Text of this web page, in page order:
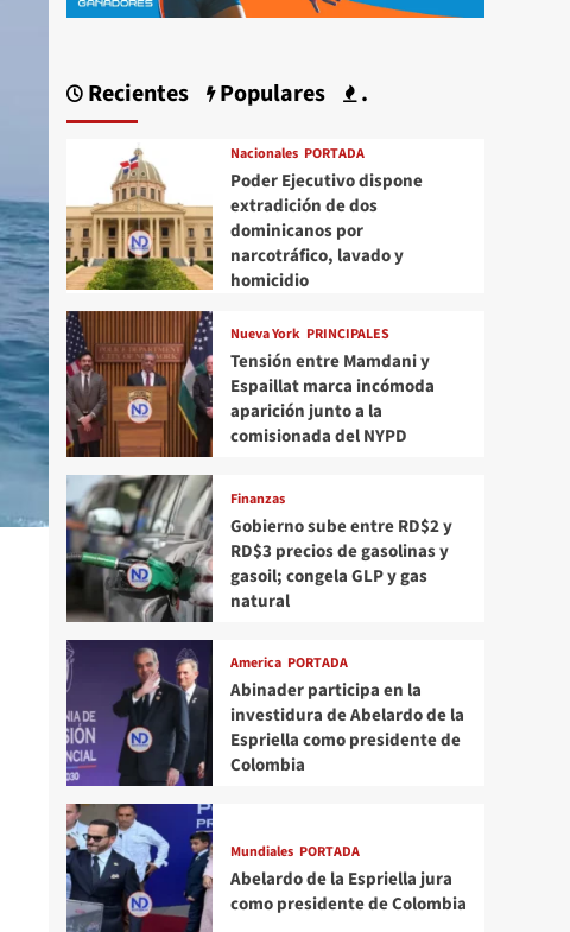
Recientes Populares .
Nacionales PORTADA
Poder Ejecutivo dispone
extradición de dos
dominicanos por
narcotráfico, lavado y
homicidio
Nueva York PRINCIPALES
Tensión entre Mamdani y
Espaillat marca incómoda
aparición junto a la
comisionada del NYPD
Finanzas
Gobierno sube entre RD$2 y
RD$3 precios de gasolinas y
gasoil; congela GLP y gas
natural
America PORTADA
Abinader participa en la
investidura de Abelardo de la
Espriella como presidente de
Colombia
Mundiales PORTADA
Abelardo de la Espriella jura
como presidente de Colombia